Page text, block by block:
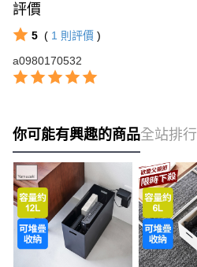
評價
5 ( 1 則評價 )
a0980170532
你可能有興趣的商品全站排行